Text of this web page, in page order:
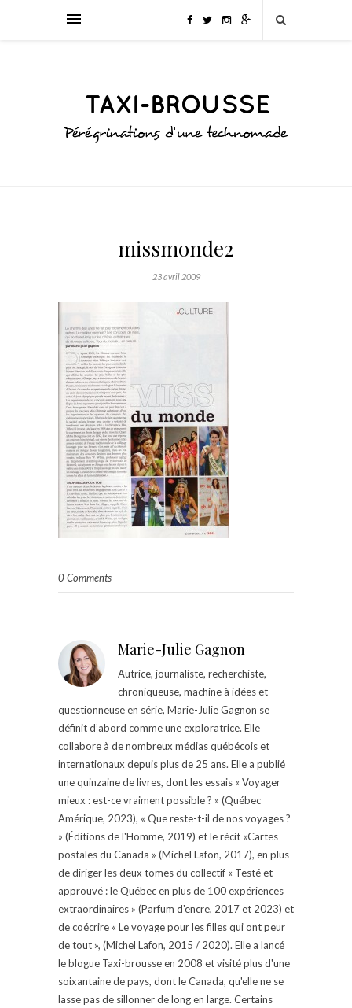
missmonde2
23 avril 2009
0 Comments
Marie-Julie Gagnon
Autrice, journaliste, recherchiste,
chroniqueuse, machine à idées et
questionneuse en série, Marie-Julie Gagnon se
définit d’abord comme une exploratrice. Elle
collabore à de nombreux médias québécois et
internationaux depuis plus de 25 ans. Elle a publié
une quinzaine de livres, dont les essais « Voyager
mieux : est-ce vraiment possible ? » (Québec
Amérique, 2023), « Que reste-t-il de nos voyages ?
» (Éditions de l'Homme, 2019) et le récit «Cartes
postales du Canada » (Michel Lafon, 2017), en plus
de diriger les deux tomes du collectif « Testé et
approuvé : le Québec en plus de 100 expériences
extraordinaires » (Parfum d'encre, 2017 et 2023) et
de coécrire « Le voyage pour les filles qui ont peur
de tout », (Michel Lafon, 2015 / 2020). Elle a lancé
le blogue Taxi-brousse en 2008 et visité plus d'une
soixantaine de pays, dont le Canada, qu'elle ne se
lasse pas de sillonner de long en large. Certains